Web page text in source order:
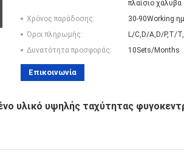
πλαίσιο χάλυβα
Χρόνος παράδοσης:
30-90Working
Όροι πληρωμής:
L/C,D/A,D/P,T/
Δυνατότητα προσφοράς:
10Sets/Months
Επικοινωνία
υλικό υψηλής ταχύτητας